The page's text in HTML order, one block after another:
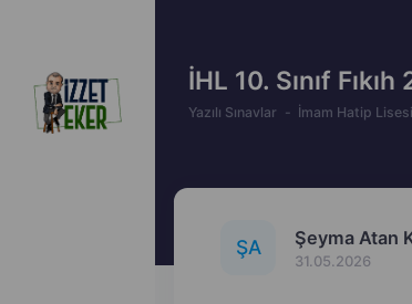
İHL 10. Sınıf
Yazılı Sınavlar İmam Hatip Lisesi
ŞA Şeyma Atan
31.05.2026